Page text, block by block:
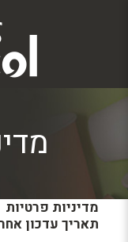
מדיניות פרטיות
תאריך עדכון אחרון 31/12/